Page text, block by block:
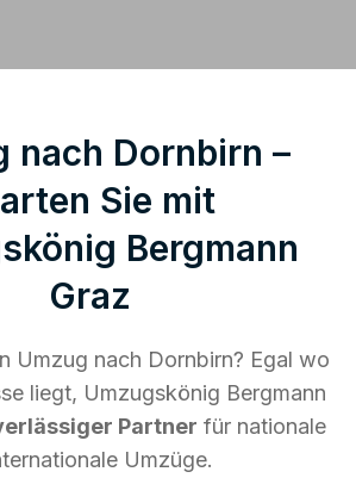
nach Dornbirn –
Sie mit
Bergmann
Graz
Umzug nach Dornbirn? Egal wo
liegt, Umzugskönig Bergmann
Partner für nationale
Umzüge.